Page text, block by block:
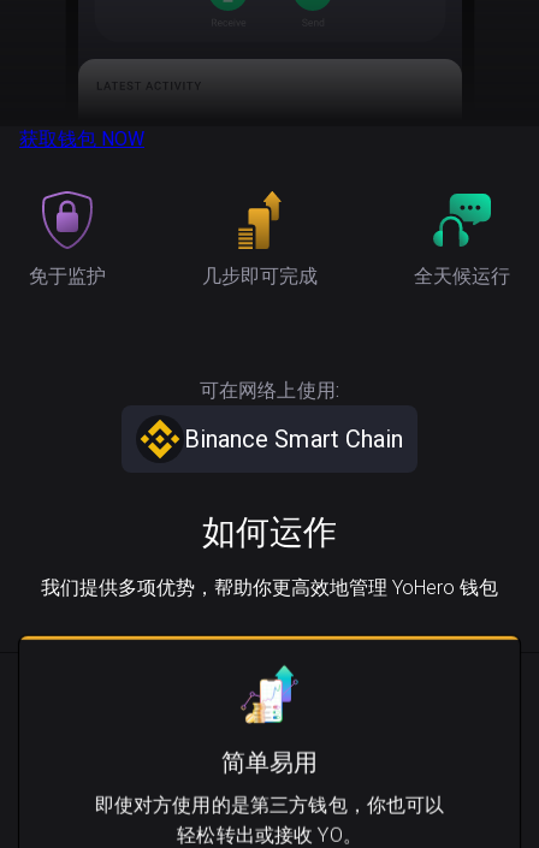
获取钱包 NOW
免于监护 几步即可完成 全天候运行
可在网络上使用:
Binance Smart Chain
如何运作
我们提供多项优势，帮助你更高效地管理 YoHero 钱包
简单易用
即使对方使用的是第三方钱包，你也可以
轻松转出或接收 YO。